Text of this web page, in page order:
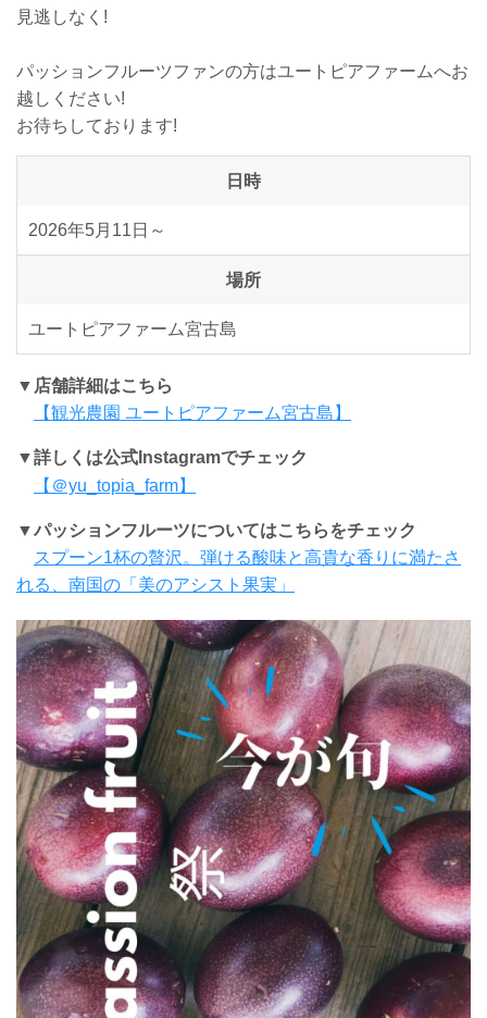
見逃しなく!
パッションフルーツファンの方はユートピアファームへお
越しください!
お待ちしております!
日時
2026年5月11日～
場所
ユートピアファーム宮古島
▼店舗詳細はこちら
【観光農園 ユートピアファーム宮古島】
▼詳しくは公式Instagramでチェック
【＠yu_topia_farm】
▼パッションフルーツについてはこちらをチェック
スプーン1杯の贅沢。弾ける酸味と高貴な香りに満たさ
れる、南国の「美のアシスト果実」